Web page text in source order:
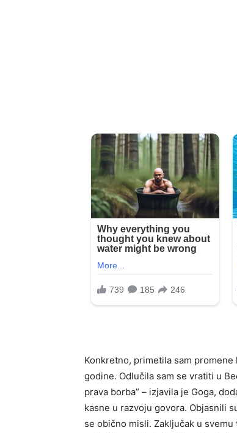
Konkretno, primetila sam
godine. Odlučila sam se vratiti u
prava borba” – izjavila je Goga,
kasne u razvoju govora. Objasnili
se obično misli. Zaključak u